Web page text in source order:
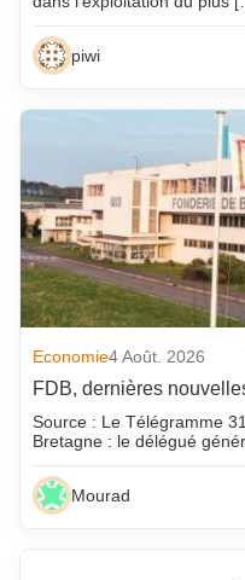
piwi
Economie4 Août. 2026
FDB, dernières
Source : Le Télégramme
Bretagne : le délégué
Mourad